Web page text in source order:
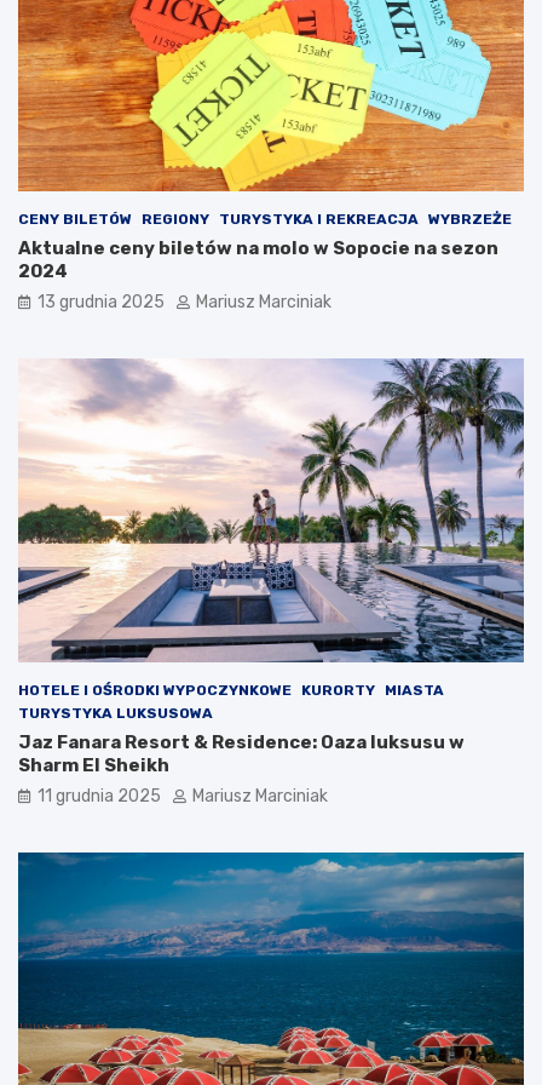
e
l
i
i
p
r
z
e
i
w
z
ł
o
m
p
o
d
r
ó
ż
y
?
CENY BILETÓW REGIONY TURYSTYKA I REKREACJA WYBRZEŻE
Aktualne ceny biletów na molo w Sopocie na sezon
2024
13 grudnia 2025 Mariusz Marciniak
HOTELE I OŚRODKI WYPOCZYNKOWE KURORTY
MIASTA
TURYSTYKA LUKSUSOWA
Jaz Fanara Resort & Residence: Oaza luksusu w
Sharm El Sheikh
11 grudnia 2025 Mariusz Marciniak